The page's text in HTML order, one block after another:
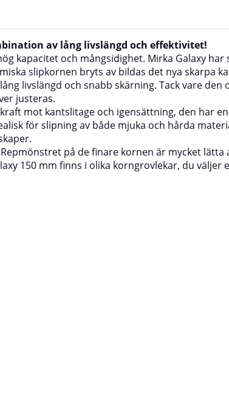
av lång livslängd och effektivitet!
kapacitet och mångsidighet. Mirka Galaxy
slipkornen bryts av bildas det nya skarpa
livslängd och snabb skärning. Tack vare
justeras.
mot kantslitage och igensättning, den har
för slipning av både mjuka och hårda
på de finare kornen är mycket lätta
150 mm finns i olika korngrovlekar, du väljer